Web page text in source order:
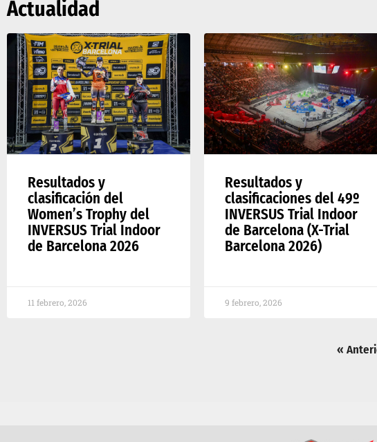
Actualidad
Resultados y
clasificación del
Women’s Trophy del
INVERSUS Trial Indoor
de Barcelona 2026
11 febrero, 2026
Resultados y
clasificaciones del 49º
INVERSUS Trial Indoor
de Barcelona (X-Trial
Barcelona 2026)
9 febrero, 2026
«